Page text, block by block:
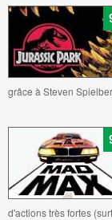
grâce à Steven
d'actions très fortes